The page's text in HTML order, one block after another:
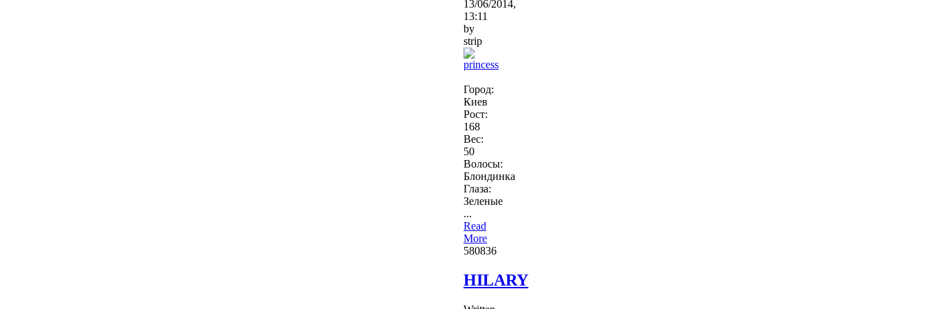
13/06/2014,
13:11
by
strip
Город:
Киев
Рост:
168
Вес:
50
Волосы:
Блондинка
Глаза:
Зеленые
...
Read
More
580836
HILARY